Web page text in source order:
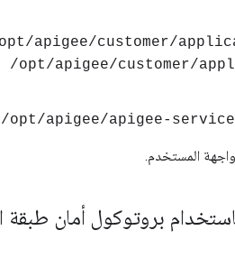
المستخدم.